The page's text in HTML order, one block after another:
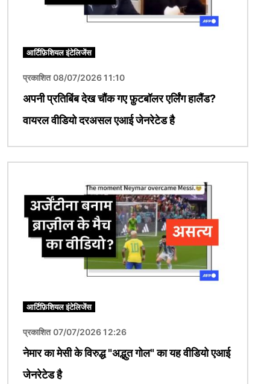
आर्टिफ़िशियल इंटेलिजेंस
प्रकाशित 08/07/2026 11:10
अपनी प्रतिबिंब देख चौंक गए फ़ुटबॉलर एर्लिंग हालैंड?
वायरल वीडियो दरअसल एआई जेनरेटेड है
आर्टिफ़िशियल इंटेलिजेंस
प्रकाशित 07/07/2026 12:26
नेमार का मेसी के विरुद्ध "अद्भुत गोल" का यह वीडियो एआई
जेनरेटेड है